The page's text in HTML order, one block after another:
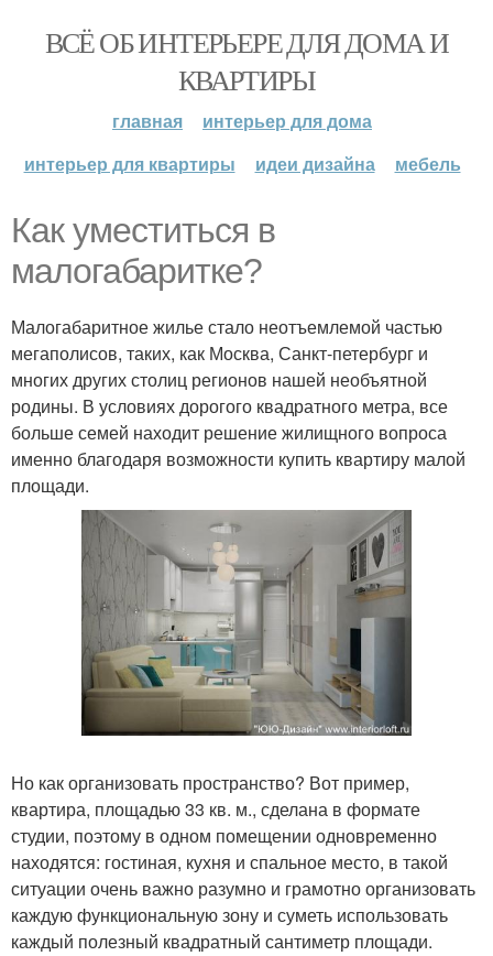
ВСЁ ОБ ИНТЕРЬЕРЕ ДЛЯ ДОМА И
КВАРТИРЫ
главная
интерьер для дома
интерьер для квартиры
идеи дизайна мебель
Как уместиться в
малогабаритке?
Малогабаритное жилье стало неотъемлемой частью
мегаполисов, таких, как Москва, Санкт-петербург и
многих других столиц регионов нашей необъятной
родины. В условиях дорогого квадратного метра, все
больше семей находит решение жилищного вопроса
именно благодаря возможности купить квартиру малой
площади.
Но как организовать пространство? Вот пример,
квартира, площадью 33 кв. м., сделана в формате
студии, поэтому в одном помещении одновременно
находятся: гостиная, кухня и спальное место, в такой
ситуации очень важно разумно и грамотно организовать
каждую функциональную зону и суметь использовать
каждый полезный квадратный сантиметр площади.